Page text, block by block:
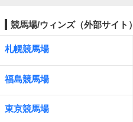
競馬場/ウィンズ（外部サイト）
札幌競馬場
福島競馬場
東京競馬場